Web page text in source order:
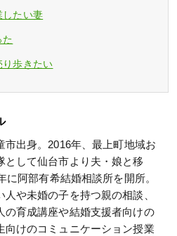
したい妻
た
歩きたい
市出身。2016年、最上町地域お
として仙台市より夫・娘と移
に阿部有希結婚相談所を開所。
人や未婚の子を持つ親の相談、
の育成講座や結婚支援者向けの
向けのコミュニケーション授業